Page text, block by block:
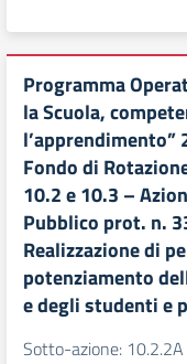
Programma
la Scuola,
Fondo di
10.2 e 10.3 –
Pubblico prot. n.
Realizzazione di
potenziamento
e degli studenti e
Sotto-azione: